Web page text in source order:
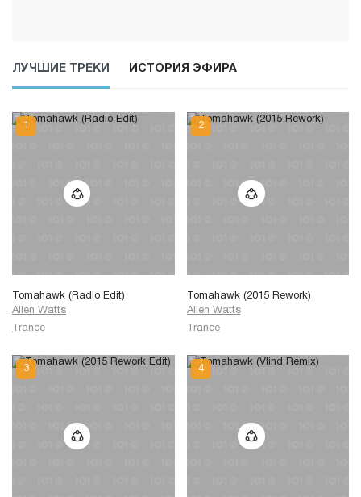
ЛУЧШИЕ ТРЕКИ ИСТОРИЯ ЭФИРА
Tomahawk (Radio Edit)
Allen Watts
Trance
Tomahawk (2015 Rework)
Allen Watts
Trance